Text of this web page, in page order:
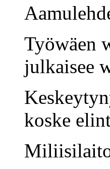
Työwäen
julkaisee
koske